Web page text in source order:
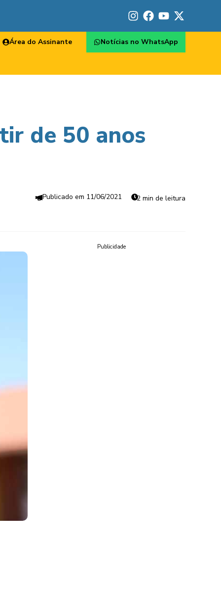
Área do Assinante Notícias no WhatsApp
de 50 anos
11/06/2021 2 min de leitura
Publicidade